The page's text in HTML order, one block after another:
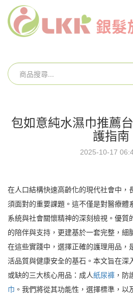
包如意純水濕巾推薦
護指南
2025-10-17
在人口結構快速高齡化的現代社會中，
須面對的重要課題。這不僅是對醫療體
系統與社會關懷精神的深刻檢視。優質
的陪伴與支持，更建基於一套完整，細
在這些實踐中，選擇正確的護理用品，
活品質與健康安全的基石。本文旨在深
或缺的三大核心用品：成人紙尿褲 ，防
巾 。我們將從其功能性，選擇標準，以